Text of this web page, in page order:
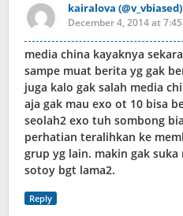
kairalova (@v_vbiased)
December 4, 2014 at
media china kayaknya
sampe muat berita yg gak
juga kalo gak salah media
aja gak mau exo ot 10 bisa
seolah2 exo tuh sombong
perhatian teralihkan ke
grup yg lain. makin gak suka
sotoy bgt lama2.
Reply